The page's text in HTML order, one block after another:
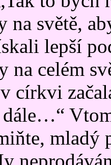
na světě,
lepší
na celém
církvi
dále…“
mladý